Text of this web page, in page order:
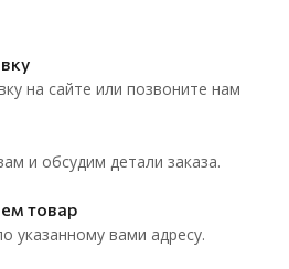
на сайте или позвоните нам
и обсудим детали заказа.
товар
указанному вами адресу.